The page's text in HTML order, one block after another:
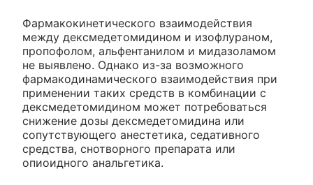
Фармакокинетического взаимодействия
между дексмедетомидином и изофлураном,
пропофолом, альфентанилом и мидазоламом
не выявлено. Однако из-за возможного
фармакодинамического взаимодействия при
применении таких средств в комбинации с
дексмедетомидином может потребоваться
снижение дозы дексмедетомидина или
сопутствующего анестетика, седативного
средства, снотворного препарата или
опиоидного анальгетика.